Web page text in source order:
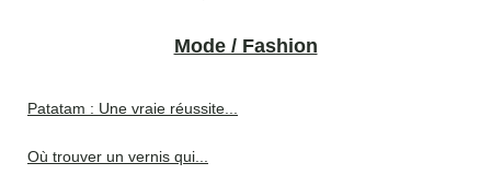
Mode / Fashion
Patatam : Une vraie réussite...
Où trouver un vernis qui...